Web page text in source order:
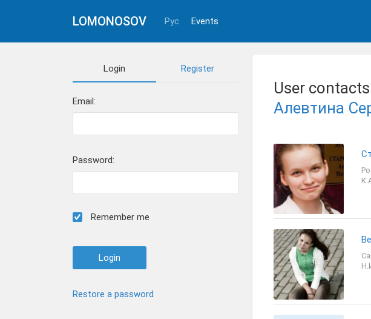
LOMONOSOV Рус Events
Login Register
Email:
Password:
Remember me
Restore a password
User
Алевтина